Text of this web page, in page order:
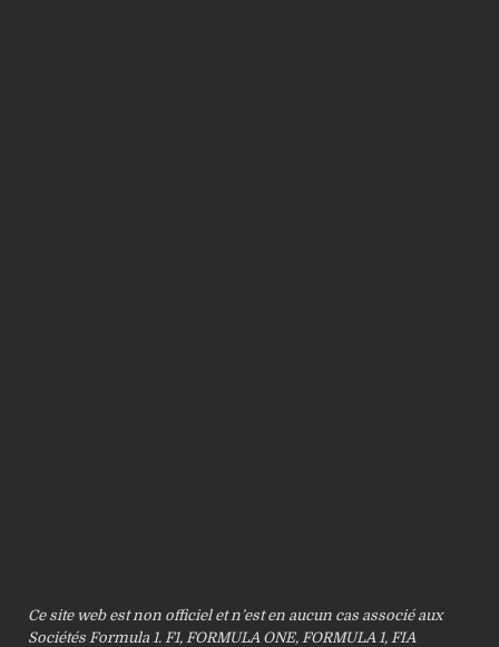
Ce site web est non officiel et n’est en aucun cas associé aux
Sociétés Formula 1. F1, FORMULA ONE, FORMULA 1, FIA